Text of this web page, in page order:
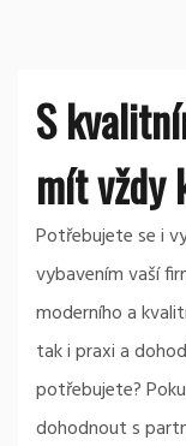
S
mít vždy
Potřebujete se i
vybavením vaší
moderního a
tak i praxi a
potřebujete?
dohodnout s